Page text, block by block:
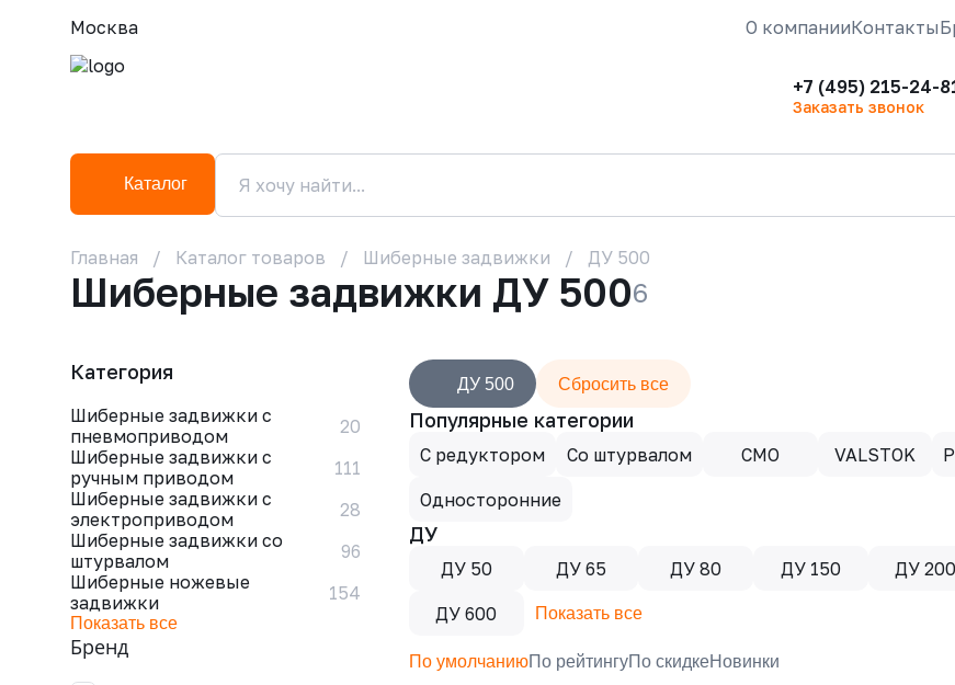
Москва О компанииКонтакты
+7 (495) 215-24-
Заказать звонок
Каталог
Главная Каталог товаров Шиберные задвижки ДУ 500
Шиберные задвижки ДУ 5006
Категория
Шиберные задвижки с
пневмоприводом
20
Шиберные задвижки с
ручным приводом
111
Шиберные задвижки с
электроприводом
28
Шиберные задвижки со
штурвалом
96
Шиберные ножевые
задвижки
154
Показать все
Бренд
ДУ 500 Сбросить все
Популярные категории
С редуктором Со штурвалом CMO VALSTOK
Односторонние
ДУ
ДУ 50 ДУ 65 ДУ 80 ДУ 150 ДУ 200
ДУ 600 Показать все
По умолчаниюПо рейтингуПо скидкеНовинки